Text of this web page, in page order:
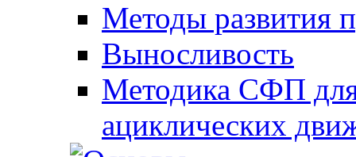
Методы развития
Выносливость
Методика СФП для
ациклических